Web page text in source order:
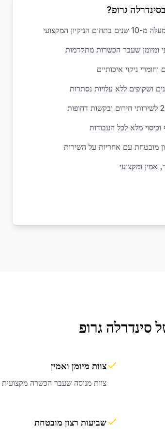
גרופ?
הניקיון המקצועי
ומיומן שעבר הכשרות מתקדמות
ניקוי איכותיים
ושקופים ללא עלויות נסתרות
וכיסוי מלא לכל העבודות
מובטחת עם אחריות על השירות
אמין ומקצועי
סינדרלה גרופ
צוות מיומן ואמין
צוות מנוסה שעבר הכשרה מקצועית
שביעות רצון מובטחת